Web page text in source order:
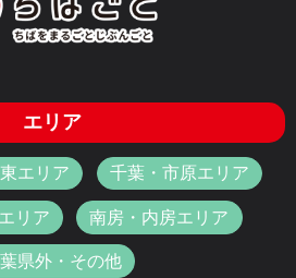
エリア
エリア 千葉・市原エリア
リア 南房・内房エリア
県外・その他